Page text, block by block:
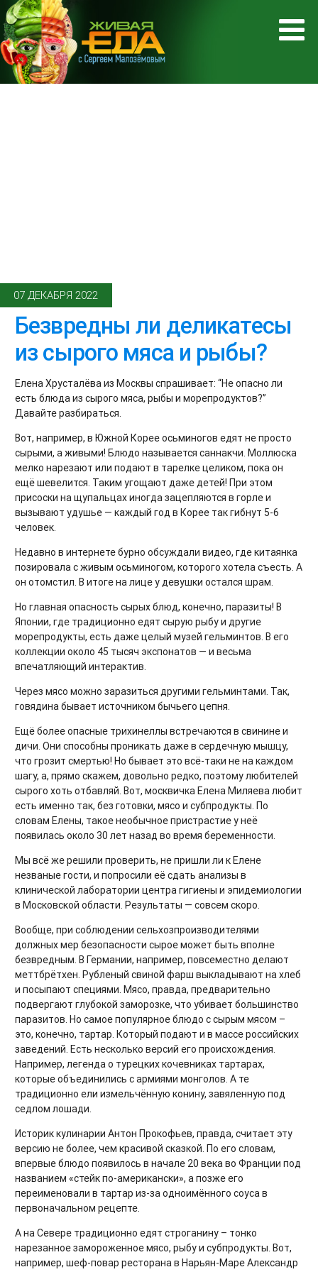
07 ДЕКАБРЯ 2022
Безвредны ли деликатесы
из сырого мяса и рыбы?
Елена Хрусталёва из Москвы спрашивает: “Не опасно ли
есть блюда из сырого мяса, рыбы и морепродуктов?”
Давайте разбираться.
Вот, например, в Южной Корее осьминогов едят не просто
сырыми, а живыми! Блюдо называется саннакчи. Моллюска
мелко нарезают или подают в тарелке целиком, пока он
ещё шевелится. Таким угощают даже детей! При этом
присоски на щупальцах иногда зацепляются в горле и
вызывают удушье — каждый год в Корее так гибнут 5-6
человек.
Недавно в интернете бурно обсуждали видео, где китаянка
позировала с живым осьминогом, которого хотела съесть. А
он отомстил. В итоге на лице у девушки остался шрам.
Но главная опасность сырых блюд, конечно, паразиты! В
Японии, где традиционно едят сырую рыбу и другие
морепродукты, есть даже целый музей гельминтов. В его
коллекции около 45 тысяч экспонатов — и весьма
впечатляющий интерактив.
Через мясо можно заразиться другими гельминтами. Так,
говядина бывает источником бычьего цепня.
Ещё более опасные трихинеллы встречаются в свинине и
дичи. Они способны проникать даже в сердечную мышцу,
что грозит смертью! Но бывает это всё-таки не на каждом
шагу, а, прямо скажем, довольно редко, поэтому любителей
сырого хоть отбавляй. Вот, москвичка Елена Миляева любит
есть именно так, без готовки, мясо и субпродукты. По
словам Елены, такое необычное пристрастие у неё
появилась около 30 лет назад во время беременности.
Мы всё же решили проверить, не пришли ли к Елене
незваные гости, и попросили её сдать анализы в
клинической лаборатории центра гигиены и эпидемиологии
в Московской области. Результаты — совсем скоро.
Вообще, при соблюдении сельхозпроизводителями
должных мер безопасности сырое может быть вполне
безвредным. В Германии, например, повсеместно делают
меттбрётхен. Рубленый свиной фарш выкладывают на хлеб
и посыпают специями. Мясо, правда, предварительно
подвергают глубокой заморозке, что убивает большинство
паразитов. Но самое популярное блюдо с сырым мясом –
это, конечно, тартар. Который подают и в массе российских
заведений. Есть несколько версий его происхождения.
Например, легенда о турецких кочевниках тартарах,
которые объединились с армиями монголов. А те
традиционно ели измельчённую конину, завяленную под
седлом лошади.
Историк кулинарии Антон Прокофьев, правда, считает эту
версию не более, чем красивой сказкой. По его словам,
впервые блюдо появилось в начале 20 века во Франции под
названием «стейк по-американски», а позже его
переименовали в тартар из-за одноимённого соуса в
первоначальном рецепте.
А на Севере традиционно едят строганину – тонко
нарезанное замороженное мясо, рыбу и субпродукты. Вот,
например, шеф-повар ресторана в Нарьян-Маре Александр